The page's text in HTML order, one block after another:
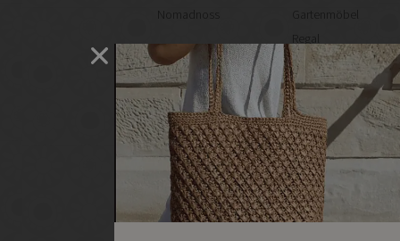
Nomadnoss
Gartenmöbel
Regal
selber
machen
Heimwerken
Renovieren
DIY
GESCHÄFTE
Bastelbedarf
Stoffgeschäfte